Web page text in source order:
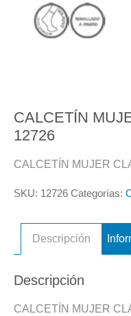
CALCETÍN
12726
CALCETÍN MUJER
SKU: 12726 Categorías:
Descripción
Descripción
CALCETÍN MUJER